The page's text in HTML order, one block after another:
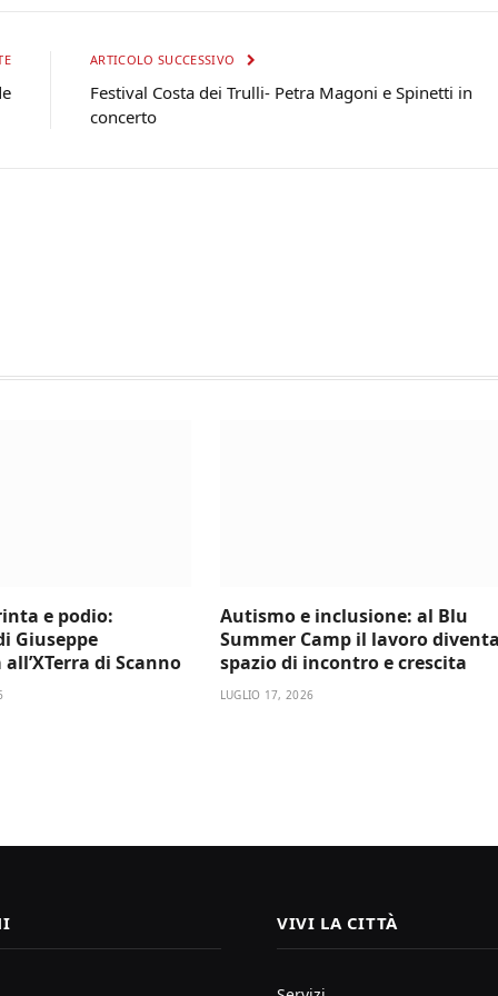
ARTICOLO SUCCESSIVO
Festival Costa dei Trulli- Petra Magoni e Spinetti in
concerto
e podio:
Giuseppe
di Scanno
Autismo e inclusione: al Blu
Summer Camp il lavoro diventa
spazio di incontro e crescita
LUGLIO 17, 2026
VIVI LA CITTÀ